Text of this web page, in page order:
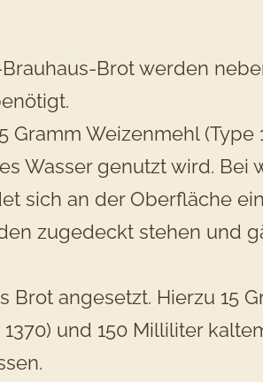
Brot werden
Weizenmehl (Type
Wasser genutzt wird. Bei
sich an der Oberfläche
zugedeckt stehen und
Brot angesetzt. Hierzu 15
und 150 Milliliter